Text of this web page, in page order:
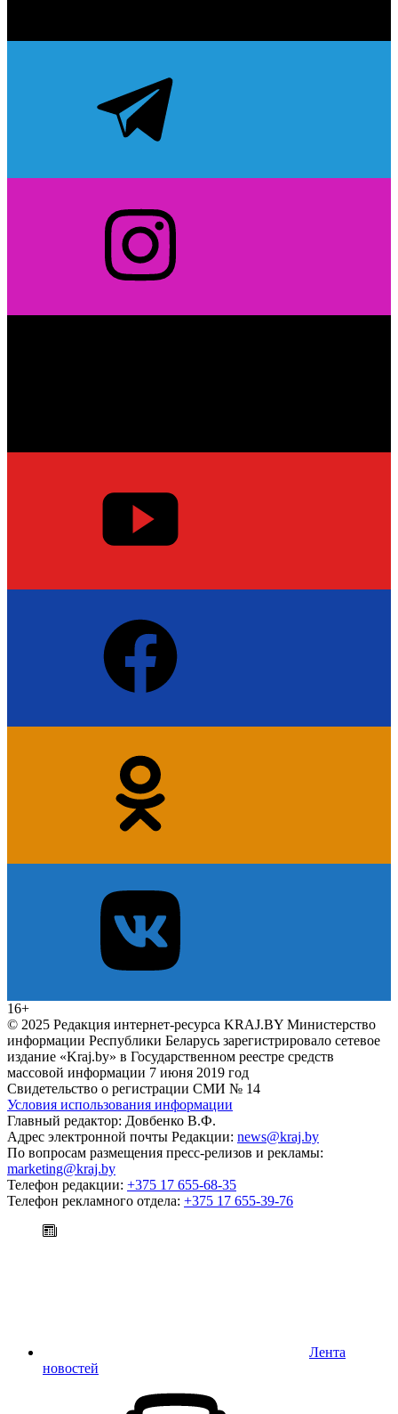
16+
© 2025 Редакция интернет-ресурса KRAJ.BY Министерство
информации Республики Беларусь зарегистрировало сетевое
издание «Kraj.by» в Государственном реестре средств
массовой информации 7 июня 2019 год
Свидетельство о регистрации СМИ № 14
Условия использования информации
Главный редактор: Довбенко В.Ф.
Адрес электронной почты Редакции: news@kraj.by
По вопросам размещения пресс-релизов и рекламы:
marketing@kraj.by
Телефон редакции: +375 17 655-68-35
Телефон рекламного отдела: +375 17 655-39-76
Лента
новостей